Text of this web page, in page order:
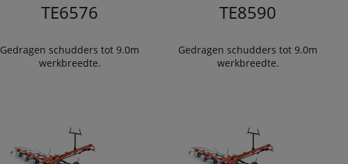
TE6576
Gedragen schudders tot 9.0m
werkbreedte.
TE8590
Gedragen schudders tot 9.0m
werkbreedte.